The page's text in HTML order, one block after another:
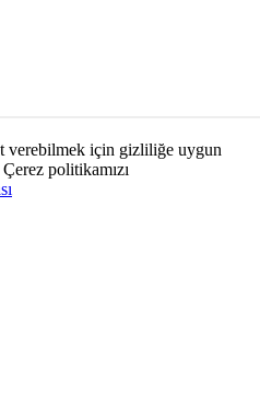
verebilmek için gizliliğe uygun
politikamızı